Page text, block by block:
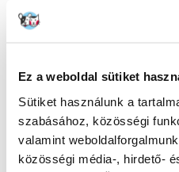
Ez a weboldal sütiket
Sütiket használunk a
szabásához, közösségi
valamint
közösségi média-, hirdető-
urát- és cisztinkövek.
Ellenjavallatok:
- Terhesség, szoptatás, növekedési
A használat megkezdése vagy
állatorvosával. Krónikus
megelőzésére a RENAL SPECIAL